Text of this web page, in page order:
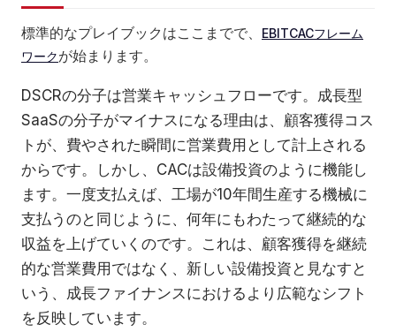
標準的なプレイブックはここまでで、
EBITCACフレーム
ワークが始まります。
DSCRの分子は営業キャッシュフローです。成長型
SaaSの分子がマイナスになる理由は、顧客獲得コス
トが、費やされた瞬間に営業費用として計上される
からです。しかし、CACは設備投資のように機能し
ます。一度支払えば、工場が10年間生産する機械に
支払うのと同じように、何年にもわたって継続的な
収益を上げていくのです。これは、顧客獲得を継続
的な営業費用ではなく、新しい設備投資と見なすと
いう、成長ファイナンスにおけるより広範なシフト
を反映しています。